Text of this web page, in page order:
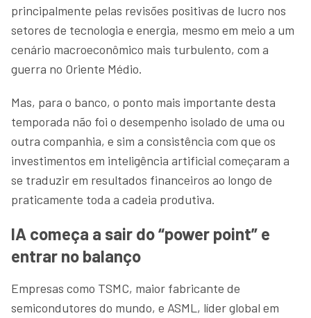
principalmente pelas revisões positivas de lucro nos
setores de tecnologia e energia, mesmo em meio a um
cenário macroeconômico mais turbulento, com a
guerra no Oriente Médio.
Mas, para o banco, o ponto mais importante desta
temporada não foi o desempenho isolado de uma ou
outra companhia, e sim a consistência com que os
investimentos em inteligência artificial começaram a
se traduzir em resultados financeiros ao longo de
praticamente toda a cadeia produtiva.
IA começa a sair do “power point” e
entrar no balanço
Empresas como TSMC, maior fabricante de
semicondutores do mundo, e ASML, líder global em